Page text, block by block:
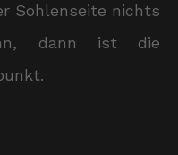
Sohlenseite nichts
dann ist die